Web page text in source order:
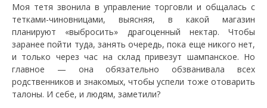
Моя тетя звонила в управление торговли и общалась с
тетками-чиновницами, выясняя, в какой магазин
планируют «выбросить» драгоценный нектар. Чтобы
заранее пойти туда, занять очередь, пока еще никого нет,
и только через час на склад привезут шампанское. Но
главное — она обязательно обзванивала всех
родственников и знакомых, чтобы успели тоже отоварить
талоны. И себе, и людям, заметили?